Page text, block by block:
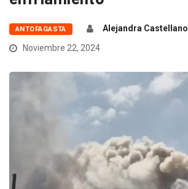
ANTOFAGASTA
Alejandra Castellano
Noviembre 22, 2024